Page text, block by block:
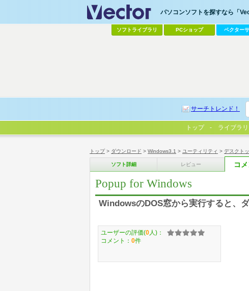
トップ> ダウンロード > Windows3.1 > ユーティリティ > デスクト
ソフト詳細 レビュー コ
Popup for Windows
WindowsのDOS窓から実行すると、
ユーザーの評価(0 人)：
コメント： 0件
パソコンソフトを探すなら「
ソフトライブラリ PCショップ ベクター
サーチトレンド！
トップ ライブラリ